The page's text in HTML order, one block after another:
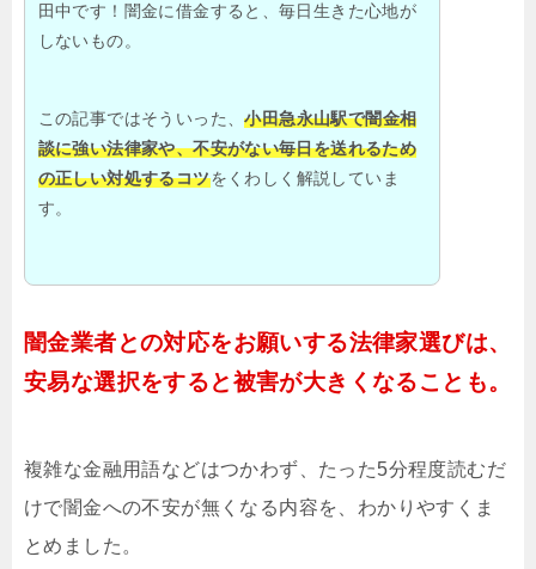
田中です！闇金に借金すると、毎日生きた心地が
しないもの。
この記事ではそういった、小田急永山駅で闇金相
談に強い法律家や、不安がない毎日を送れるため
の正しい対処するコツをくわしく解説していま
す。
闇金業者との対応をお願いする法律家選びは、
安易な選択をすると被害が大きくなることも。
複雑な金融用語などはつかわず、たった5分程度読むだ
けで闇金への不安が無くなる内容を、わかりやすくま
とめました。